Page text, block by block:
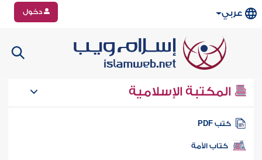
عربي دخول
المكتبة الإسلامية
كتب PDF